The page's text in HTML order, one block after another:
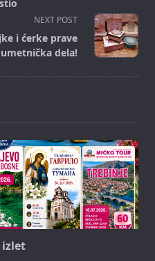
NEXT POST
i ćerke prave
umetnička dela!
izlet